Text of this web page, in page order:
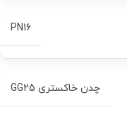
PN16
چدن خاکستری GG25